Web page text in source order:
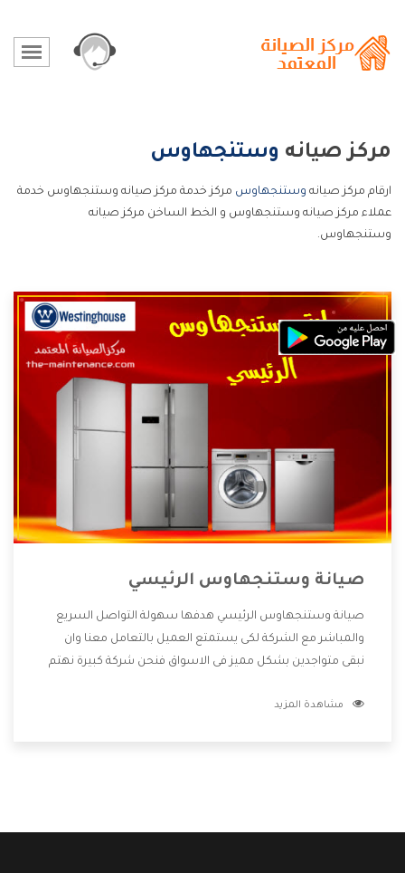
مركز صيانه وستنجهاوس
ارقام مركز صيانه وستنجهاوس مركز خدمة مركز صيانه وستنجهاوس خدمة
عملاء مركز صيانه وستنجهاوس و الخط الساخن مركز صيانه
وستنجهاوس.
صيانة وستنجهاوس الرئيسي
صيانة وستنجهاوس الرئيسي هدفها سهولة التواصل السريع
والمباشر مع الشركة لكى يستمتع العميل بالتعامل معنا وان
نبقى متواجدين بشكل مميز فى الاسواق فنحن شركة كبيرة نهتم
الشركة بها والتى تكون منها خدمة الصيانة التى تكون من أهم
مشاهدة المزيد